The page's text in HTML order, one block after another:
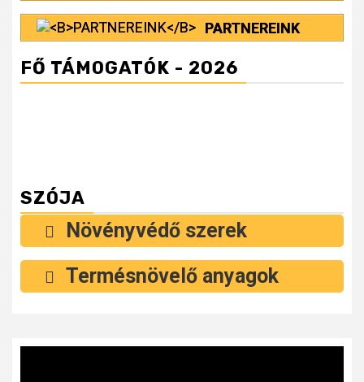
PARTNEREINK
FŐ TÁMOGATÓK - 2026
SZÓJA
Növényvédő szerek
Termésnövelő anyagok